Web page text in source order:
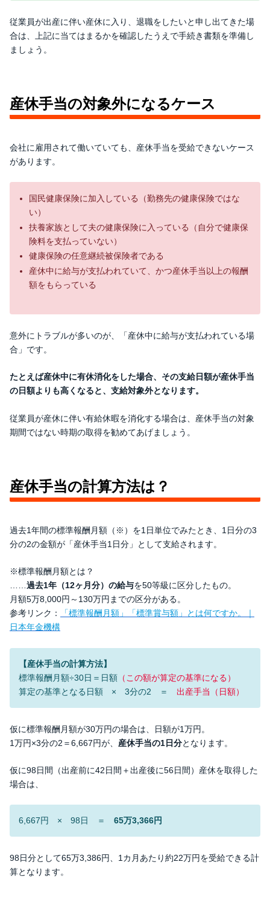
従業員が出産に伴い産休に入り、退職をしたいと申し出てきた場
合は、上記に当てはまるかを確認したうえで手続き書類を準備し
ましょう。
産休手当の対象外になるケース
会社に雇用されて働いていても、産休手当を受給できないケース
があります。
国民健康保険に加入している（勤務先の健康保険ではな
い）
扶養家族として夫の健康保険に入っている（自分で健康保
険料を支払っていない）
健康保険の任意継続被保険者である
産休中に給与が支払われていて、かつ産休手当以上の報酬
額をもらっている
意外にトラブルが多いのが、「産休中に給与が支払われている場
合」です。
たとえば産休中に有休消化をした場合、その支給日額が産休手当
の日額よりも高くなると、支給対象外となります。
従業員が産休に伴い有給休暇を消化する場合は、産休手当の対象
期間ではない時期の取得を勧めてあげましょう。
産休手当の計算方法は？
過去1年間の標準報酬月額（※）を1日単位でみたとき、1日分の3
分の2の金額が「産休手当1日分」として支給されます。
※標準報酬月額とは？
過去1年（12ヶ月分）の給与を50等級に区分したもの。
月額5万8,000円～130万円までの区分がある。
参考リンク：
「標準報酬月額」「標準賞与額」とは何ですか。｜
日本年金機構
【産休手当の計算方法】
標準報酬月額÷30日＝日額 （この額が算定の基準になる）
算定の基準となる日額 × 3分の2 ＝ 出産手当（日額）
仮に標準報酬月額が30万円の場合は、日額が1万円。
1万円×3分の2＝6,667円が、 産休手当の1日分となります。
仮に98日間（出産前に42日間＋出産後に56日間）産休を取得した
場合は、
6,667円 × 98日 ＝ 65万3,366円
98日分として65万3,386円、1カ月あたり約22万円を受給できる計
算となります。